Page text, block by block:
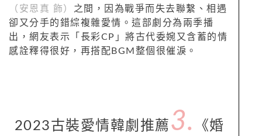
（安恩真 飾） 之間，因為戰爭而失去聯繫、相遇
卻又分手的錯綜複雜愛情。這部劇分為兩季播
出，網友表示「長彩CP」將古代委婉又含蓄的情
感詮釋得很好，再搭配BGM整個很催淚。
2023古裝愛情韓劇推薦 3.
《婚